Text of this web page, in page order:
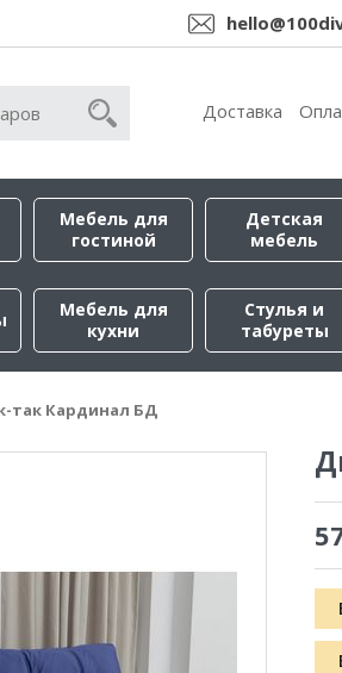
Доставка
Мебель для
гостиной
Детская
мебель
Мебель для
кухни
Стулья и
табуреты
так Кардинал БД